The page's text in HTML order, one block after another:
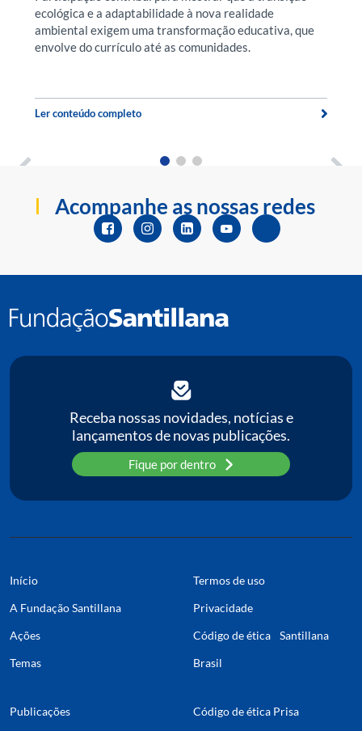
ecológica e a adaptabilidade à nova realidade
ambiental exigem uma transformação educativa, que
envolve do currículo até as comunidades.
Ler conteúdo completo
Acompanhe as nossas redes
Receba nossas novidades, notícias e
lançamentos de novas publicações.
Fique por dentro
Início
A Fundação Santillana
Ações
Temas
Publicações
Termos de uso
Privacidade
Código de ética Santillana
Brasil
Código de ética Prisa